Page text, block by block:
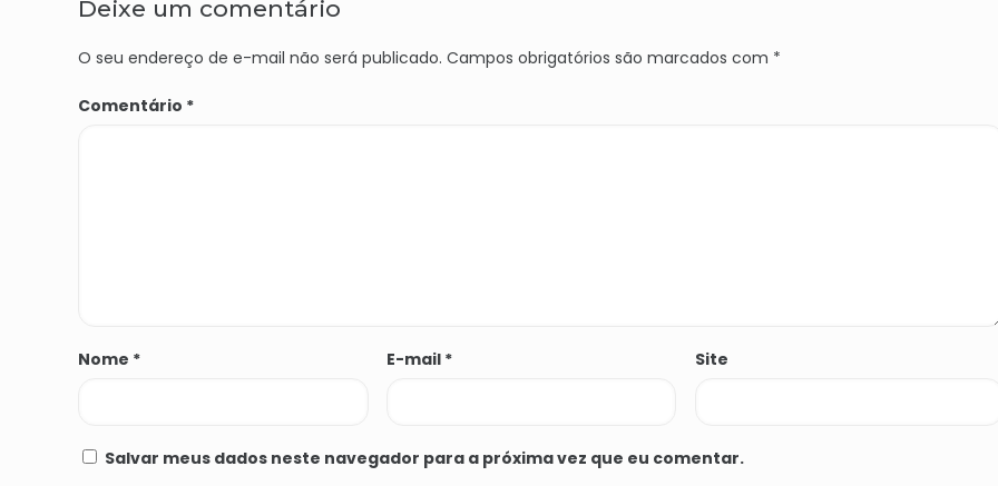
Deixe um comentário
O seu endereço de e-mail não será publicado. Campos obrigatórios são marcados com *
Comentário *
Nome * E-mail * Site
Salvar meus dados neste navegador para a próxima vez que eu comentar.